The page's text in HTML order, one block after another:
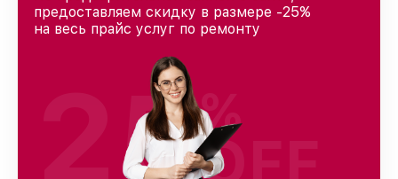
предоставляем скидку в размере -25%
на весь прайс услуг по ремонту
25%
OFF